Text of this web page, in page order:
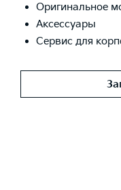
Оригинальное
Аксессуары
Сервис для